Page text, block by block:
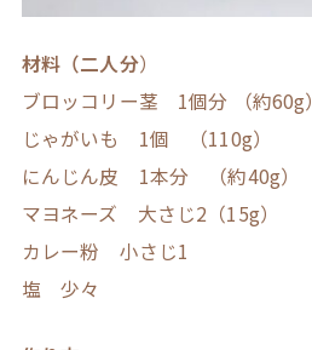
材料（二人分）
ブロッコリー茎 1個分 （約60g）
じゃがいも 1個 （110g）
にんじん皮 1本分 （約40g）
マヨネーズ 大さじ2（15g）
カレー粉 小さじ1
塩 少々